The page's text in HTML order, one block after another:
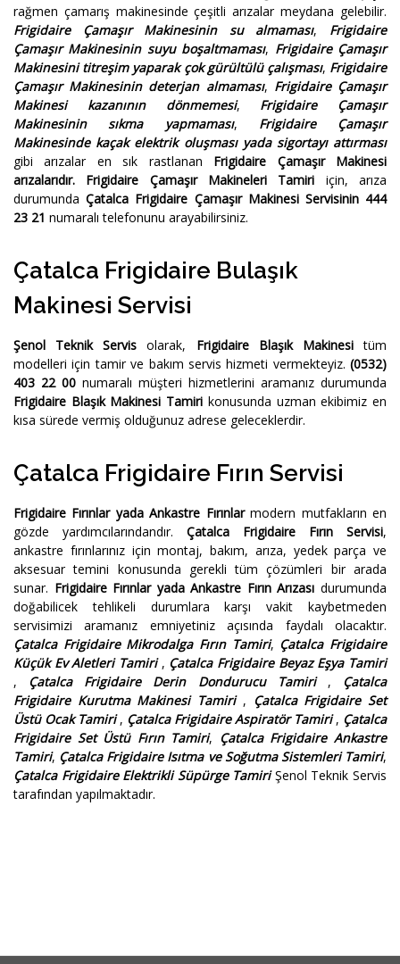
rağmen çamarış makinesinde çeşitli arızalar meydana gelebilir.
Frigidaire Çamaşır Makinesinin su almaması, Frigidaire
Çamaşır Makinesinin suyu boşaltmaması, Frigidaire Çamaşır
Makinesini titreşim yaparak çok gürültülü çalışması, Frigidaire
Çamaşır Makinesinin deterjan almaması, Frigidaire Çamaşır
Makinesi kazanının dönmemesi, Frigidaire Çamaşır
Makinesinin sıkma yapmaması, Frigidaire Çamaşır
Makinesinde kaçak elektrik oluşması yada sigortayı attırması
gibi arızalar en sık rastlanan Frigidaire Çamaşır Makinesi
arızalarıdır.
Frigidaire Çamaşır Makineleri Tamiri için, arıza
durumundaÇatalca Frigidaire Çamaşır Makinesi Servisinin 444
23 21 numaralı telefonunu arayabilirsiniz.
Çatalca Frigidaire Bulaşık
Makinesi Servisi
Şenol Teknik Servis olarak, Frigidaire Blaşık Makinesitüm
modelleri için tamir ve bakım servis hizmeti vermekteyiz. (0532)
403 22 00 numaralı müşteri hizmetlerini aramanız durumunda
Frigidaire Blaşık Makinesi Tamiri konusunda uzman ekibimiz en
kısa sürede vermiş olduğunuz adrese geleceklerdir.
Çatalca Frigidaire Fırın Servisi
Frigidaire Fırınlar yada Ankastre Fırınlarmodern mutfakların en
gözde yardımcılarındandır. Çatalca Frigidaire Fırın Servisi,
ankastre fırınlarınız için montaj, bakım, arıza, yedek parça ve
aksesuar temini konusunda gerekli tüm çözümleri bir arada
sunar. Frigidaire Fırınlar yada Ankastre Fırın Arızası durumunda
doğabilicek tehlikeli durumlara karşı vakit kaybetmeden
servisimizi aramanız emniyetiniz açısında faydalı olacaktır.
Çatalca Frigidaire Mikrodalga Fırın Tamiri, Çatalca Frigidaire
Küçük Ev Aletleri Tamiri , Çatalca Frigidaire Beyaz Eşya Tamiri
, Çatalca Frigidaire Derin Dondurucu Tamiri , Çatalca
Frigidaire Kurutma Makinesi Tamiri , Çatalca Frigidaire Set
Üstü Ocak Tamiri, Çatalca Frigidaire Aspiratör Tamiri, Çatalca
Frigidaire Set Üstü Fırın Tamiri, Çatalca Frigidaire Ankastre
Tamiri, Çatalca Frigidaire Isıtma ve Soğutma Sistemleri Tamiri,
Çatalca Frigidaire Elektrikli Süpürge TamiriŞenol Teknik Servis
tarafından yapılmaktadır.